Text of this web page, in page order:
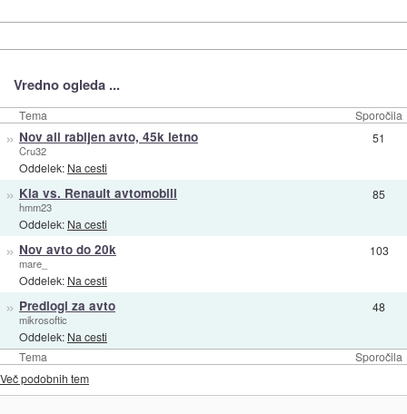
Vredno ogleda ...
Tema Sporočila
Tema Sporočila
» Nov ali rabljen avto, 45k letno
Cru32
Oddelek: Na cesti
51
» Kia vs. Renault avtomobili
hmm23
Oddelek: Na cesti
85
» Nov avto do 20k
mare_
Oddelek: Na cesti
103
» Predlogi za avto
mikrosoftic
Oddelek: Na cesti
48
Več podobnih tem